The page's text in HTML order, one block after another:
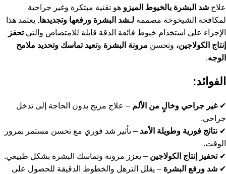
علاج شد البشرة بالخيوط الميزو هو تقنية مبتكرة وغير جراحية
لمكافحة الشيخوخة مصممة لـشد البشرة ورفعها وتجديدها. يعتمد هذا
الإجراء على استخدام خيوط فائقة الدقة قابلة للامتصاص والتيتحفز
إنتاج الكولاجين، وتحسن مرونة البشرة وتعيد تماسك وتحديد ملامح
الوجه.
الفوائد:
✔غير جراحي وخالٍ من الألم – علاج مريح بدون الحاجة إلى تدخل
جراحي.
✔ نتائج فورية وطويلة الأمد – تأثير شد فوري مع تحسن مستمر بمرور
الوقت.
✔تحفيز إنتاج الكولاجين – يعزز مرونة وتماسك البشرة بشكل طبيعي.
✔ شد ورفع البشرة – يقلل الترهل والخطوط الدقيقة للحصول على